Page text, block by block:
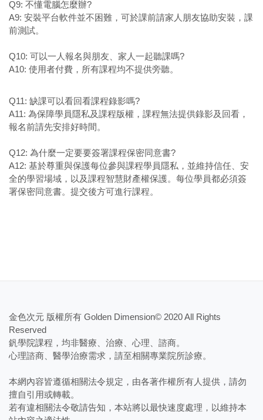
Q9: 不懂電腦怎麼辦?
A9: 安裝平台軟件並不困難，可於課前請家人朋友協助安裝，課
前測試。
Q10: 可以一人報名與朋友、家人一起聽課嗎?
A10: 使用者付費，所有課程均不提供旁聽。
Q11: 缺課可以看回看課程錄影嗎?
A11: 為保障學員隱私及課程版權，課程無法提供錄影及回看，
報名前請先安排好時間。
Q12: 為什麼一定要要簽署課程保密同意書?
A12: 基於尊重與保護每位參與課程學員隱私，並維持信任、安
全的學習場域，以及課程智慧財產權保護。每位學員都必須簽
署保密同意書。提交後方可進行課程。
金色次元 版權所有 Golden Dimension© 2020 All Rights
Reserved
釩學院課程，均非醫療、治療、心理、諮商。
​心理諮商、醫學治療需求，請至相關專業院所診療。
本網內容皆遵循相關法令規定，由各著作權所有人提供，請勿
擅自引用或轉載。
若有違相關法令敬請告知，本站將以最快速度處理，以維持本